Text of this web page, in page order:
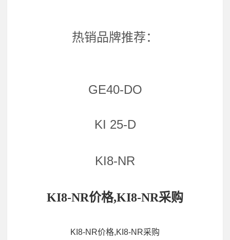
热销品牌推荐：
GE40-DO
KI 25-D
KI8-NR
KI8-NR价格,KI8-NR采购
KI8-NR价格,KI8-NR采购